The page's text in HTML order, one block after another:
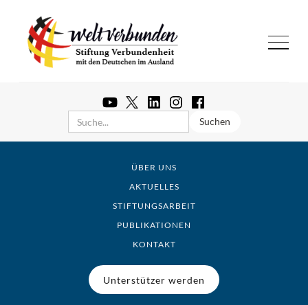
ÜBER UNS
AKTUELLES
STIFTUNGSARBEIT
PUBLIKATIONEN
KONTAKT
Unterstützer werden